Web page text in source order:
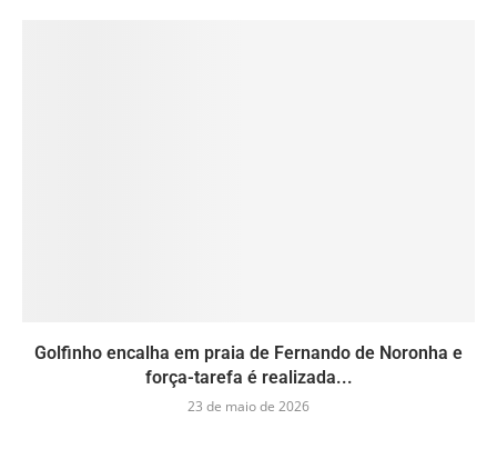
Golfinho encalha em praia de Fernando de Noronha e
força-tarefa é realizada...
23 de maio de 2026